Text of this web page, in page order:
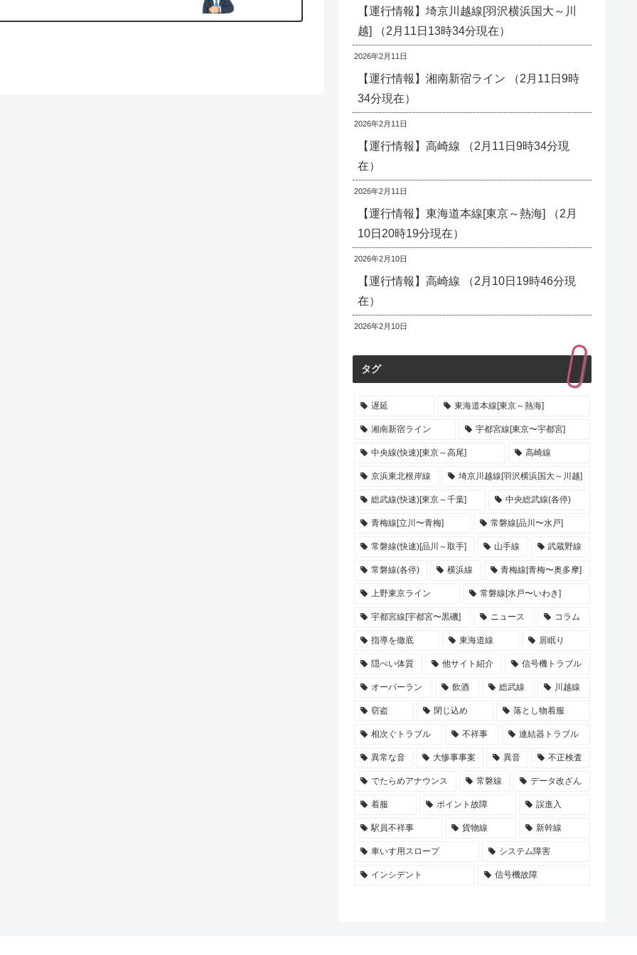
【運行情報】埼京川越線[羽沢横浜国大～川
越] （2月11日13時34分現在）
2026年2月11日
【運行情報】湘南新宿ライン （2月11日9時
34分現在）
2026年2月11日
【運行情報】高崎線 （2月11日9時34分現
在）
2026年2月11日
【運行情報】東海道本線[東京～熱海] （2月
10日20時19分現在）
2026年2月10日
【運行情報】高崎線 （2月10日19時46分現
在）
2026年2月10日
タグ
遅延 東海道本線[東京～熱海]
湘南新宿ライン 宇都宮線[東京〜宇都宮]
中央線(快速)[東京～高尾] 高崎線
京浜東北根岸線 埼京川越線[羽沢横浜国大～川越]
総武線(快速)[東京～千葉] 中央総武線(各停)
青梅線[立川〜青梅] 常磐線[品川〜水戸]
常磐線(快速)[品川～取手] 山手線 武蔵野線
常磐線(各停) 横浜線 青梅線[青梅〜奥多摩]
上野東京ライン 常磐線[水戸〜いわき]
宇都宮線[宇都宮〜黒磯] ニュース コラム
指導を徹底 東海道線 居眠り
隠ぺい体質 他サイト紹介 信号機トラブル
オーバーラン 飲酒 総武線 川越線
窃盗 閉じ込め 落とし物着服
相次ぐトラブル 不祥事 連結器トラブル
異常な音 大惨事事案 異音 不正検査
でたらめアナウンス 常磐線 データ改ざん
着服 ポイント故障 誤進入
駅員不祥事 貨物線 新幹線
車いす用スロープ システム障害
インシデント 信号機故障